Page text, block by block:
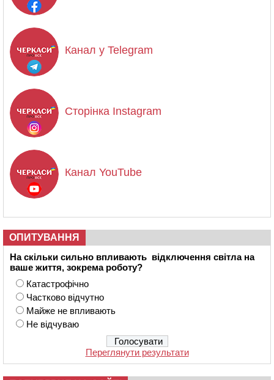
Канал у Telegram
Сторінка Instagram
Канал YouTube
ОПИТУВАННЯ
На скільки сильно впливають відключення світла на
ваше життя, зокрема роботу?
Катастрофічно
Частково відчутно
Майже не впливають
Не відчуваю
Переглянути результати